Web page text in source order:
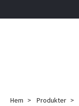
Hem Produkter